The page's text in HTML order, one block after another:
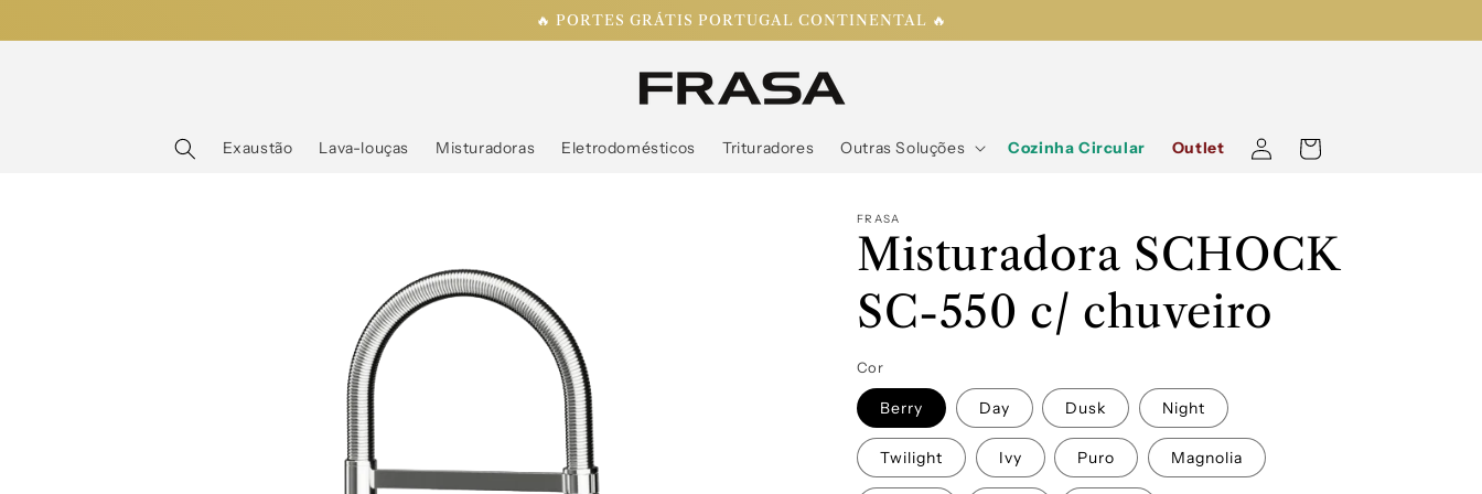
conteúdo
🔥 PORTES GRÁTIS PORTUGAL CONTINENTAL 🔥
Exaustão Lava-louças Misturadoras Eletrodomésticos Trituradores Outras Soluções Cozinha Circular Outlet
sessão
Carrinho
FRASA
Misturadora SCHOCK
SC-550 c/ chuveiro
Cor
Berry Day Dusk Night
Twilight Ivy Puro Magnolia